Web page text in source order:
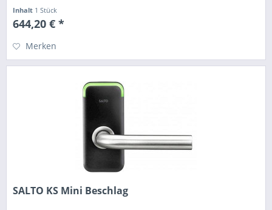
Inhalt 1 Stück
644,20 € *
Merken
SALTO KS Mini Beschlag